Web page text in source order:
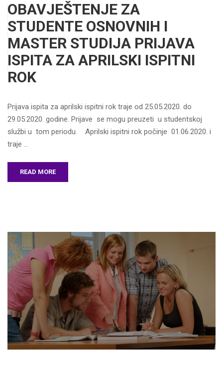
OBAVJEŠTENJE ZA
STUDENTE OSNOVNIH I
MASTER STUDIJA PRIJAVA
ISPITA ZA APRILSKI ISPITNI
ROK
Prijava ispita za aprilski ispitni rok traje od 25.05.2020. do
29.05.2020. godine. Prijave se mogu preuzeti u studentskoj
službi u tom periodu. Aprilski ispitni rok počinje 01.06.2020. i
traje …
READ MORE